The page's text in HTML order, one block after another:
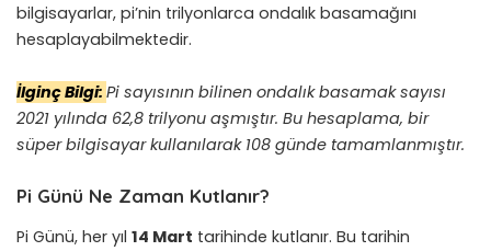
bilgisayarlar, pi’nin trilyonlarca ondalık basamağını
hesaplayabilmektedir.
İlginç Bilgi: Pi sayısının bilinen ondalık basamak sayısı
2021 yılında 62,8 trilyonu aşmıştır. Bu hesaplama, bir
süper bilgisayar kullanılarak 108 günde tamamlanmıştır.
Pi Günü Ne Zaman Kutlanır?
Pi Günü, her yıl 14 Mart tarihinde kutlanır. Bu tarihin